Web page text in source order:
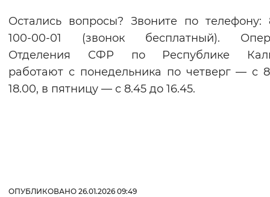
Остались вопросы? Звоните по телефону:
100-00-01 (звонок бесплатный).
Отделения СФР по Республике
работают с понедельника по четверг — с
18.00, в пятницу — с 8.45 до 16.45.
ОПУБЛИКОВАНО 26.01.2026 09:49